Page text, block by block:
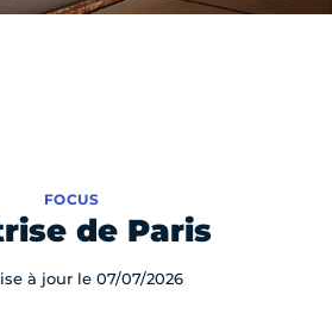
de Paris
FOCUS
à jour le 07/07/2026